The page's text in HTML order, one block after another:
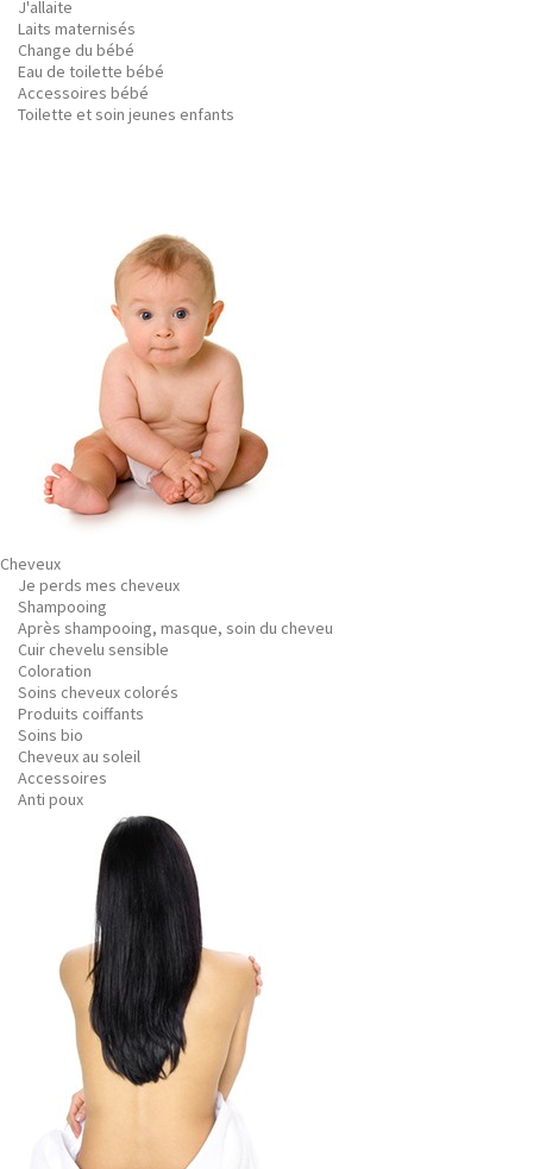
J'allaite
Laits maternisés
Change du bébé
Eau de toilette bébé
Accessoires bébé
Toilette et soin jeunes enfants
Cheveux
Je perds mes cheveux
Shampooing
Après shampooing, masque, soin du cheveu
Cuir chevelu sensible
Coloration
Soins cheveux colorés
Produits coiffants
Soins bio
Cheveux au soleil
Accessoires
Anti poux